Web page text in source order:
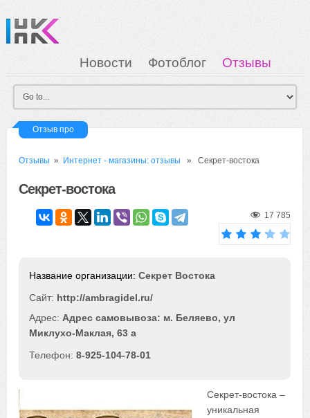
Новости Фотоблог
Отзывы
Загрузка
Мои Картинки Вход
Отзыв про
Отзывы » Интернет - магазины: отзывы » Секрет-востока
Секрет-востока
17 785
Секрет Востока
Сайт: http://ambragidel.ru/
Адрес самовывоза: м. Беляево, ул
Миклухо-Маклая, 63 а
8-925-104-78-01
Секрет-востока –
уникальная